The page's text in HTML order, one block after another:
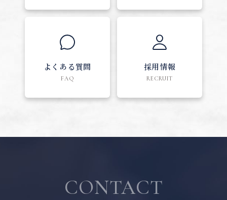
よくある質問
FAQ
採用情報
RECRUIT
CONTACT